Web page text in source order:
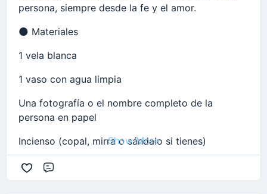
persona, siempre desde la fe y el amor.
🌑 Materiales
1 vela blanca
1 vaso con agua limpia
Una fotografía o el nombre completo de la
persona en papel
Incienso (copal, mirra o sándalo si tienes)
Una flor blanca (opcional)
Show More